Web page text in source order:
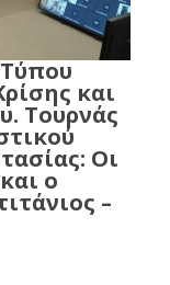
και
Τουρνάς
Οι
ο
–